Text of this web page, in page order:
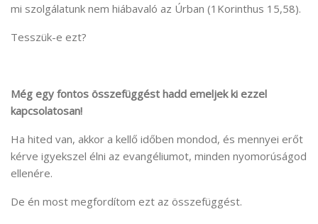
mi szolgálatunk nem hiábavaló az Úrban (1Korinthus 15,58).
Tesszük-e ezt?
Még egy fontos összefüggést hadd emeljek ki ezzel
kapcsolatosan!
Ha hited van, akkor a kellő időben mondod, és mennyei erőt
kérve igyekszel élni az evangéliumot, minden nyomorúságod
ellenére.
De én most megfordítom ezt az összefüggést.